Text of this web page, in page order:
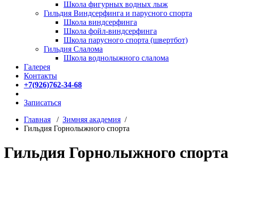
Школа фигурных водных лыж
Гильдия Виндсерфинга и парусного спорта
Школа виндсерфинга
Школа фойл-виндсерфинга
Школа парусного спорта (швертбот)
Гильдия Слалома
Школа воднолыжного слалома
Галерея
Контакты
+7(926)762-34-68
Записаться
Главная / Зимняя академия /
Гильдия Горнолыжного спорта
Гильдия Горнолыжного спорта